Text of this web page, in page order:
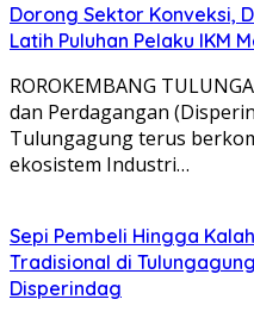
Dorong Sektor Konveksi,
Latih Puluhan Pelaku IKM
​ROROKEMBANG
dan Perdagangan
Tulungagung terus
ekosistem Industri…
Sepi Pembeli Hingga
Tradisional di
Disperindag